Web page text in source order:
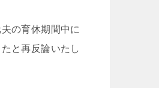
の育休期間中に
と再反論いたし